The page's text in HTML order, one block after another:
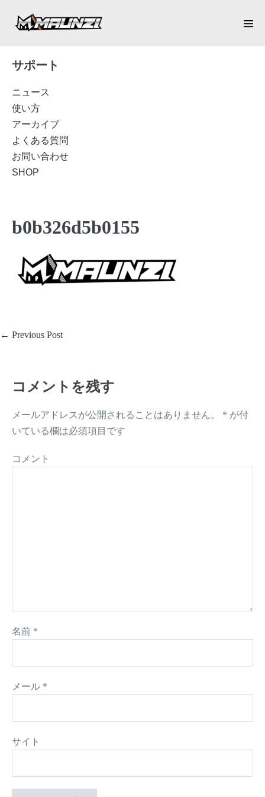
サポート
ニュース
使い方
アーカイブ
よくある質問
お問い合わせ
SHOP
b0b326d5b0155
Post
← Previous Post
コメントを残す
メールアドレスが公開されることはありません。 * が付
いている欄は必須項目です
コメント
名前 *
メール *
サイト